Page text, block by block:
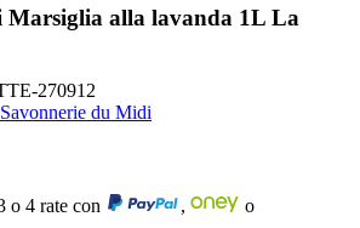
Marsiglia alla lavanda 1L La
270912
du Midi
o 4 rate con , o